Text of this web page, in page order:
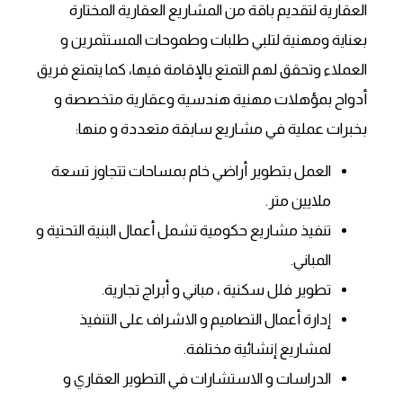
العقارية لتقديم باقة من المشاريع العقارية المختارة
بعناية ومهنية لتلبي طلبات وطموحات المستثمرين و
العملاء وتحقق لهم التمتع بالإقامة فيها، كما يتمتع فريق
أدواح بمؤهلات مهنية هندسية وعقارية متخصصة و
بخبرات عملية في مشاريع سابقة متعددة و منها:
العمل بتطوير أراضي خام بمساحات تتجاوز تسعة
ملايين متر.
تنفيذ مشاريع حكومية تشمل أعمال البنية التحتية و
المباني.
تطوير فلل سكنية ، مباني و أبراج تجارية.
إدارة أعمال التصاميم و الاشراف على التنفيذ
لمشاريع إنشائية مختلفة.
الدراسات و الاستشارات في التطوير العقاري و